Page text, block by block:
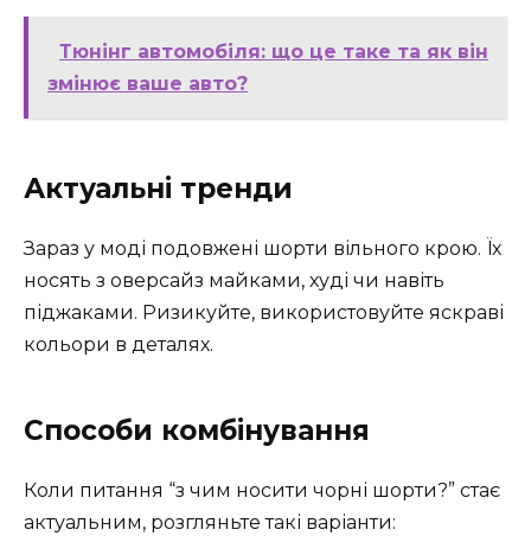
Тюнінг автомобіля: що це таке та як він
змінює ваше авто?
Актуальні тренди
Зараз у моді подовжені шорти вільного крою. Їх
носять з оверсайз майками, худі чи навіть
піджаками. Ризикуйте, використовуйте яскраві
кольори в деталях.
Способи комбінування
Коли питання “з чим носити чорні шорти?” стає
актуальним, розгляньте такі варіанти: